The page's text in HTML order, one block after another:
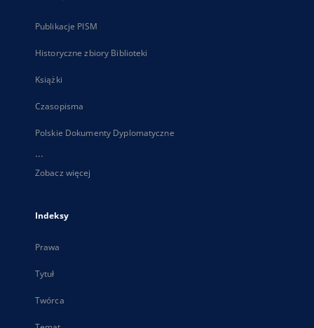
Publikacje PISM
Historyczne zbiory Biblioteki
Książki
Czasopisma
Polskie Dokumenty Dyplomatyczne
...
Zobacz więcej
Indeksy
Prawa
Tytuł
Twórca